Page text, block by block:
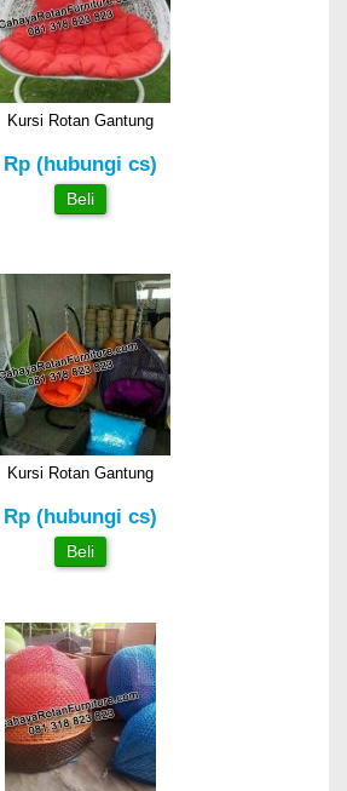
Kursi Rotan Gantung
Rp (hubungi cs)
Beli
Kursi Rotan Gantung
Rp (hubungi cs)
Beli